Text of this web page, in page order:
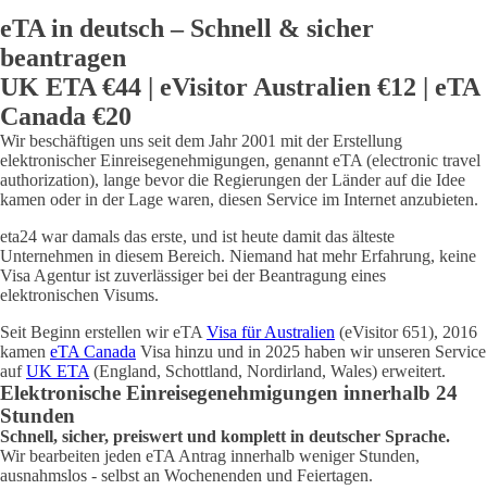
eTA in deutsch – Schnell & sicher
beantragen
UK ETA €44 | eVisitor Australien €12 | eTA
Canada €20
Wir beschäftigen uns seit dem Jahr 2001 mit der Erstellung
elektronischer Einreisegenehmigungen, genannt eTA (electronic travel
authorization), lange bevor die Regierungen der Länder auf die Idee
kamen oder in der Lage waren, diesen Service im Internet anzubieten.
eta24 war damals das erste, und ist heute damit das älteste
Unternehmen in diesem Bereich. Niemand hat mehr Erfahrung, keine
Visa Agentur ist zuverlässiger bei der Beantragung eines
elektronischen Visums.
Seit Beginn erstellen wir eTA Visa für Australien (eVisitor 651), 2016
kamen eTA Canada Visa hinzu und in 2025 haben wir unseren Service
aufUK ETA (England, Schottland, Nordirland, Wales) erweitert.
Elektronische Einreisegenehmigungen innerhalb 24
Stunden
Schnell, sicher, preiswert und komplett in deutscher Sprache.
Wir bearbeiten jeden eTA Antrag innerhalb weniger Stunden,
ausnahmslos - selbst an Wochenenden und Feiertagen.